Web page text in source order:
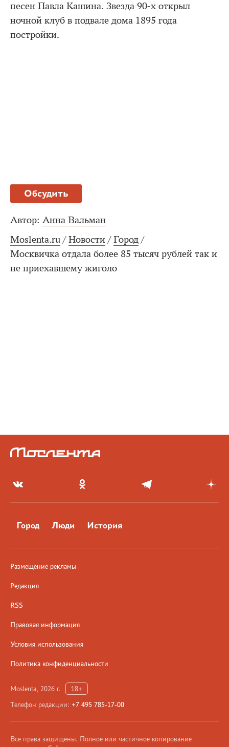
песен Павла Кашина. Звезда 90-х открыл
ночной клуб в подвале дома 1895 года
постройки.
Обсудить
Автор: Анна Вальман
Moslenta.ru / Новости / Город /
Москвичка отдала более 85 тысяч рублей так и
не приехавшему жиголо
Город Люди История
Размещение рекламы
Редакция
RSS
Правовая информация
Условия использования
Политика конфиденциальности
Moslenta, 2026 г.
18+
Телефон редакции: +7 495 785-17-00
Все права защищены. Полное или частичное копирование